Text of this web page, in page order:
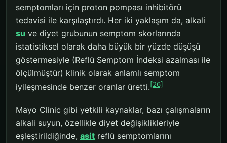
semptomları için proton pompası inhibitörü
tedavisi ile karşılaştırdı. Her iki yaklaşım da, alkali
su ve diyet grubunun semptom skorlarında
istatistiksel olarak daha büyük bir yüzde düşüşü
göstermesiyle (Reflü Semptom İndeksi azalması ile
ölçülmüştür) klinik olarak anlamlı semptom
iyileşmesinde benzer oranlar üretti.[26]
Mayo Clinic gibi yetkili kaynaklar, bazı çalışmaların
alkali suyun, özellikle diyet değişiklikleriyle
eşleştirildiğinde, asit reflü semptomlarını